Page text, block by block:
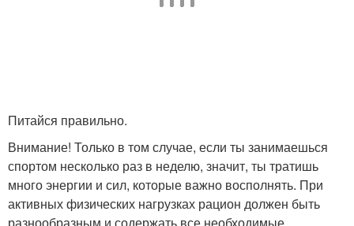
Питайся правильно.
Внимание! Только в том случае, если ты занимаешься
спортом несколько раз в неделю, значит, ты тратишь
много энергии и сил, которые важно восполнять. При
активных физических нагрузках рацион должен быть